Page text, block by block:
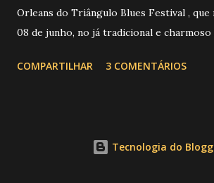
Orleans do Triângulo Blues Festival , que
08 de junho, no já tradicional e charmoso
Foto: https://
internacionais, gastronomia, cervejas
COMPARTILHAR 3 COMENTÁRIOS
Tecnologia do